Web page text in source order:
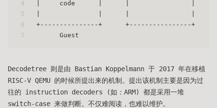
4
5
6
7
|     code      |      |                |
+---------------+      +----------------+
      Guest
Decodetree 则是由 Bastian Koppelmann 于 2017 年在移植
RISC-V QEMU 的时候所提出来的机制。提出该机制主要是因为过
往的 instruction decoders (如：ARM) 都是采用一堆
switch-case 来做判断。不仅难阅读，也难以维护。